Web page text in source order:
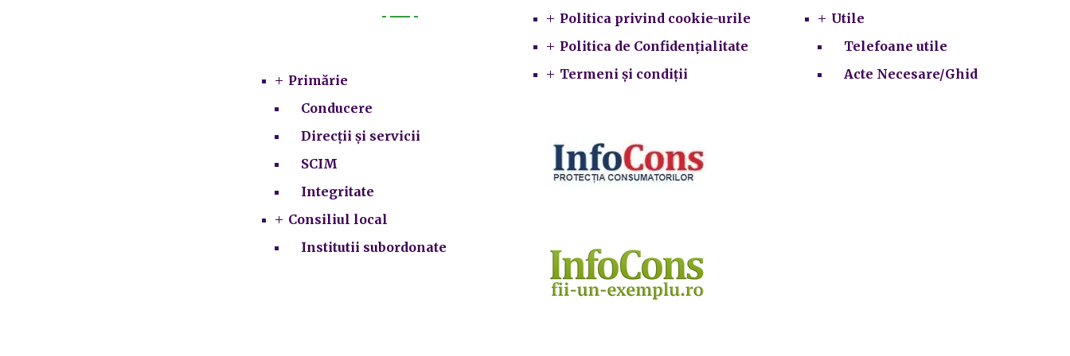
Primărie
Conducere
Direcții și servicii
SCIM
Integritate
Consiliul local
Institutii subordonate
Politica privind cookie-urile
Politica de Confidențialitate
Termeni și condiții
Utile
Telefoane utile
Acte Necesare/Ghid